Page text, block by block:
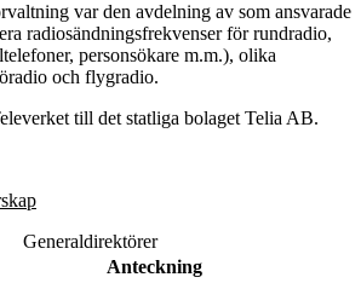
var den avdelning av som ansvarade
radiosändningsfrekvenser för rundradio,
personsökare m.m.), olika
och flygradio.
till det statliga bolaget Telia AB.
Generaldirektörer
Anteckning